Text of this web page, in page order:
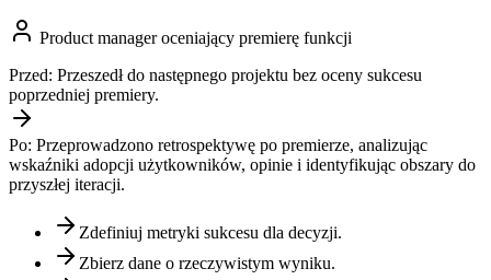
Product manager oceniający premierę funkcji
Przed: Przeszedł do następnego projektu bez oceny sukcesu
poprzedniej premiery.
Po: Przeprowadzono retrospektywę po premierze, analizując
wskaźniki adopcji użytkowników, opinie i identyfikując obszary do
przyszłej iteracji.
Zdefiniuj metryki sukcesu dla decyzji.
Zbierz dane o rzeczywistym wyniku.